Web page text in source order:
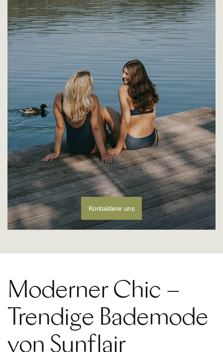
Kontaktiere uns
E-Mail:customerservice@sunflair.de
Moderner Chic –
Trendige Bademode
von Sunflair